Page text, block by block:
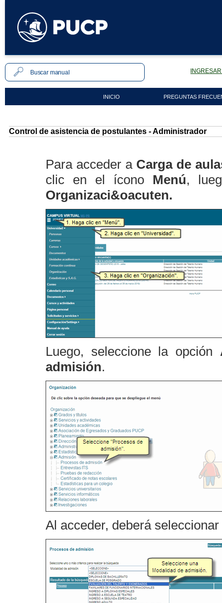
INICIO PREGUNTAS
Control de asistencia de postulantes - Administrador
Para acceder a Carga de
clic en el íconoMenú,
Organizaci&oacuten.
Luego, seleccione la opción
admisión.
Al acceder, deberá